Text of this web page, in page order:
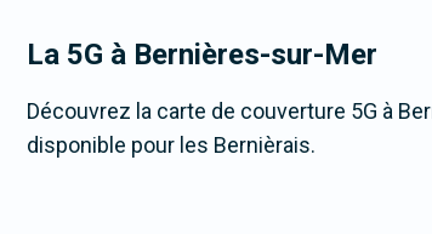
La 5G à Bernières-sur-Mer
Découvrez la carte de couverture 5G à
disponible pour les Bernièrais.